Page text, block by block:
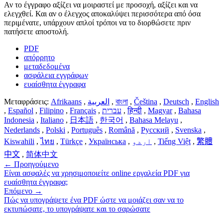
Αν το έγγραφο αξίζει να μοιραστεί με προσοχή, αξίζει και να
ελεγχθεί. Και αν ο έλεγχος αποκαλύψει περισσότερα από όσα
περιμένατε, υπάρχουν απλοί τρόποι να το διορθώσετε πριν
πατήσετε αποστολή.
PDF
απόρρητο
μεταδεδομένα
ασφάλεια εγγράφων
ευαίσθητα έγγραφα
Μεταφράσεις: Afrikaans , العربية , বাংলা , Čeština , Deutsch , English
, Español , Filipino , Français , עברית ,हिन्दी , Magyar , Bahasa
Indonesia , Italiano , 日本語 , 한국어 , Bahasa Melayu ,
Nederlands , Polski , Português , Română , Русский , Svenska ,
Kiswahili ,ไทย , Türkçe , Українська , اردو , Tiếng Việt , 繁體
中文 , 简体中文
← Προηγούμενο
Είναι ασφαλές να χρησιμοποιείτε online εργαλεία PDF για
ευαίσθητα έγγραφα;
Επόμενο →
Πώς να υπογράψετε ένα PDF ώστε να μοιάζει σαν να το
εκτυπώσατε, το υπογράψατε και το σαρώσατε